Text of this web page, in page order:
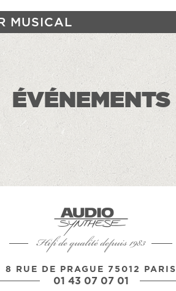
MUSICAL
ÉVÉNEMENTS
Hifi de qualité depuis 1983
8 RUE DE PRAGUE 75012 PARIS
01 43 07 07 01